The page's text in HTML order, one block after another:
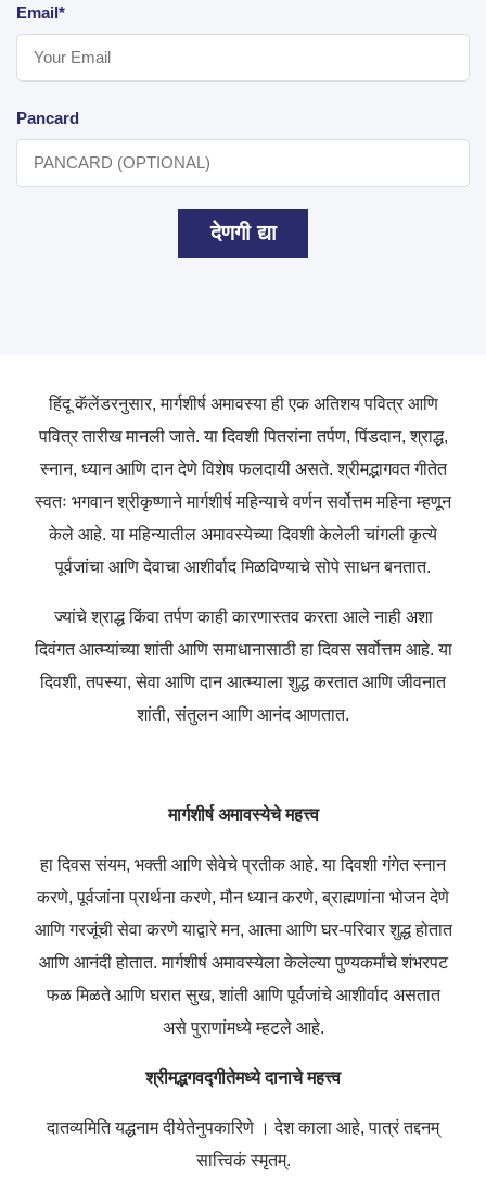
Email*
Pancard
देणगी द्या
हिंदू कॅलेंडरनुसार, मार्गशीर्ष अमावस्या ही एक अतिशय पवित्र आणि
पवित्र तारीख मानली जाते. या दिवशी पितरांना तर्पण, पिंडदान, श्राद्ध,
स्नान, ध्यान आणि दान देणे विशेष फलदायी असते. श्रीमद्भागवत गीतेत
स्वतः भगवान श्रीकृष्णाने मार्गशीर्ष महिन्याचे वर्णन सर्वोत्तम महिना म्हणून
केले आहे. या महिन्यातील अमावस्येच्या दिवशी केलेली चांगली कृत्ये
पूर्वजांचा आणि देवाचा आशीर्वाद मिळविण्याचे सोपे साधन बनतात.
ज्यांचे श्राद्ध किंवा तर्पण काही कारणास्तव करता आले नाही अशा
दिवंगत आत्म्यांच्या शांती आणि समाधानासाठी हा दिवस सर्वोत्तम आहे. या
दिवशी, तपस्या, सेवा आणि दान आत्म्याला शुद्ध करतात आणि जीवनात
शांती, संतुलन आणि आनंद आणतात.
मार्गशीर्ष अमावस्येचे महत्त्व
हा दिवस संयम, भक्ती आणि सेवेचे प्रतीक आहे. या दिवशी गंगेत स्नान
करणे, पूर्वजांना प्रार्थना करणे, मौन ध्यान करणे, ब्राह्मणांना भोजन देणे
आणि गरजूंची सेवा करणे याद्वारे मन, आत्मा आणि घर-परिवार शुद्ध होतात
आणि आनंदी होतात. मार्गशीर्ष अमावस्येला केलेल्या पुण्यकर्मांचे शंभरपट
फळ मिळते आणि घरात सुख, शांती आणि पूर्वजांचे आशीर्वाद असतात
असे पुराणांमध्ये म्हटले आहे.
श्रीमद्भगवद्गीतेमध्ये दानाचे महत्त्व
दातव्यमिति यद्धनाम दीयेतेनुपकारिणे । देश काला आहे, पात्रं तद्दनम्
सात्त्विकं स्मृतम्.